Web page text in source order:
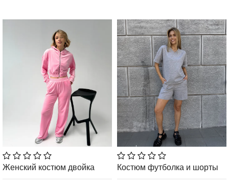
Женский костюм двойка Костюм футболка и шорты